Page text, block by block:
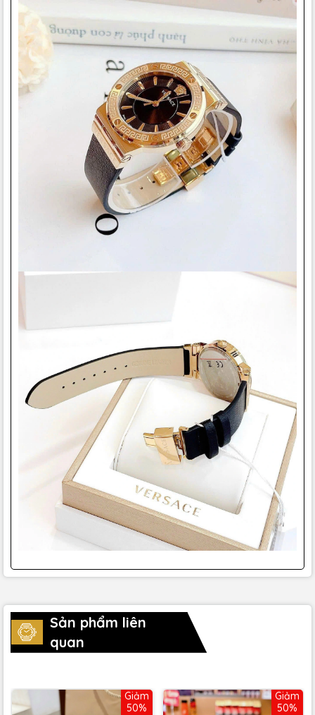
Sản phẩm liên
quan
Giảm
50%
Giảm
50%